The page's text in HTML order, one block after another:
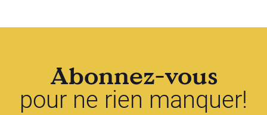
Abonnez-vous
pour ne rien manquer!